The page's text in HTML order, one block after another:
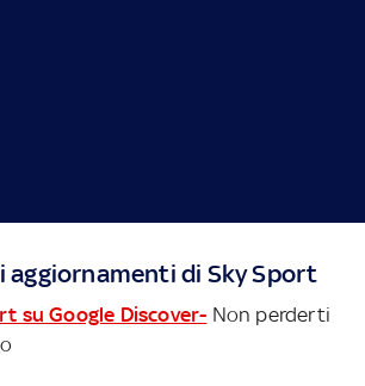
aggiornamenti di Sky Sport
su Google Discover- Non perderti